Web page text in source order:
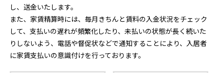
し、送金いたします。
また、家賃精算時には、毎月きちんと賃料の入金状況をチェック
して、支払いの遅れが頻繁化したり、未払いの状態が長く続いた
りしないよう、電話や督促状などで通知することにより、入居者
に家賃支払いの意識付けを行っております。